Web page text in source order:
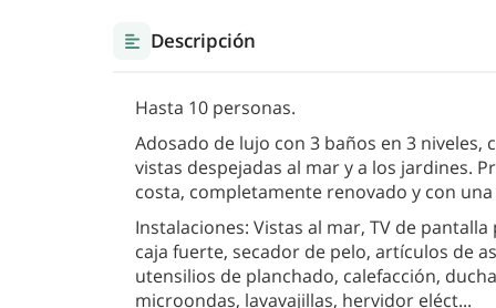
Descripción
Hasta 10 personas.
Adosado de lujo con 3 baños en 3
vistas despejadas al mar y a los jardines.
costa, completamente renovado y con
Instalaciones: Vistas al mar, TV de
caja fuerte, secador de pelo, artículos de
utensilios de planchado, calefacción,
microondas, lavavajillas, hervidor eléct...